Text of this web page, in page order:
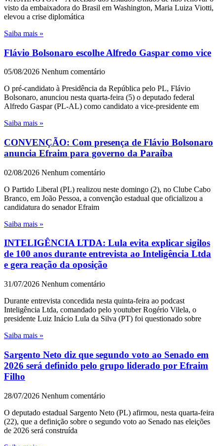
visto da embaixadora do Brasil em Washington, Maria Luiza Viotti,
elevou a crise diplomática
Saiba mais »
Flávio Bolsonaro escolhe Alfredo Gaspar como vice
05/08/2026 Nenhum comentário
O pré-candidato à Presidência da República pelo PL, Flávio
Bolsonaro, anunciou nesta quarta-feira (5) o deputado federal
Alfredo Gaspar (PL-AL) como candidato a vice-presidente em
Saiba mais »
CONVENÇÃO: Com presença de Flávio Bolsonaro
anuncia Efraim para governo da Paraíba
02/08/2026 Nenhum comentário
O Partido Liberal (PL) realizou neste domingo (2), no Clube Cabo
Branco, em João Pessoa, a convenção estadual que oficializou a
candidatura do senador Efraim
Saiba mais »
INTELIGÊNCIA LTDA: Lula evita explicar sigilos
de 100 anos durante entrevista ao Inteligência Ltda
e gera reação da oposição
31/07/2026 Nenhum comentário
Durante entrevista concedida nesta quinta-feira ao podcast
Inteligência Ltda, comandado pelo youtuber Rogério Vilela, o
presidente Luiz Inácio Lula da Silva (PT) foi questionado sobre
Saiba mais »
Sargento Neto diz que segundo voto ao Senado em
2026 será definido pelo grupo liderado por Efraim
Filho
28/07/2026 Nenhum comentário
O deputado estadual Sargento Neto (PL) afirmou, nesta quarta-feira
(22), que a definição sobre o segundo voto ao Senado nas eleições
de 2026 será construída